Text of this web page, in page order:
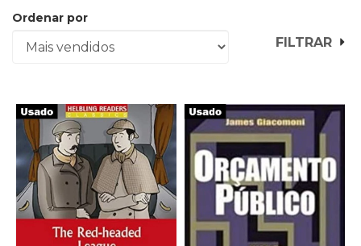
Ordenar por
FILTRAR